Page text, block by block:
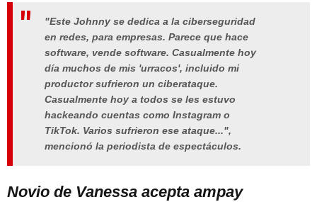
"Este Johnny se dedica a la ciberseguridad
en redes, para empresas. Parece que hace
software, vende software. Casualmente hoy
día muchos de mis 'urracos', incluido mi
productor sufrieron un ciberataque.
Casualmente hoy a todos se les estuvo
hackeando cuentas como Instagram o
TikTok. Varios sufrieron ese ataque...",
mencionó la periodista de espectáculos.
Novio de Vanessa acepta ampay